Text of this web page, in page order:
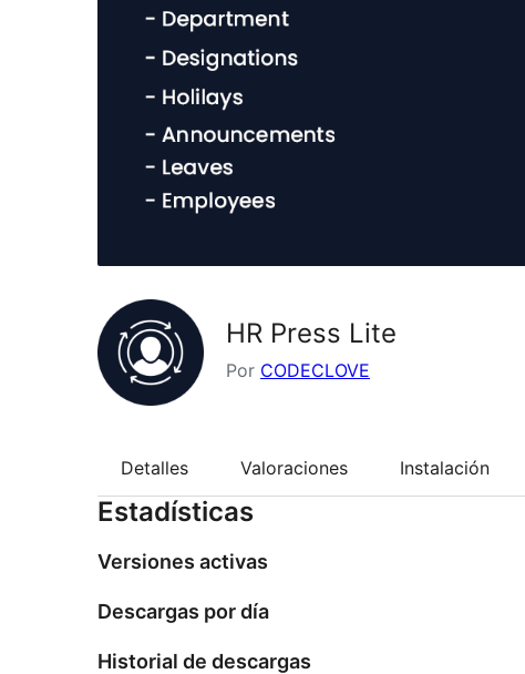
HR Press Lite
Por CODECLOVE
Detalles Valoraciones Instalación
Estadísticas
Versiones activas
Descargas por día
Historial de descargas